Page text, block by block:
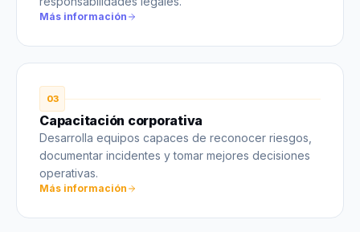
Más información
03
Capacitación corporativa
Desarrolla equipos capaces de reconocer riesgos,
documentar incidentes y tomar mejores decisiones
operativas.
Más información